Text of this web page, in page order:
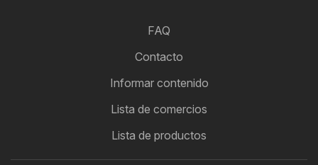
FAQ
Contacto
Informar contenido
Lista de comercios
Lista de productos